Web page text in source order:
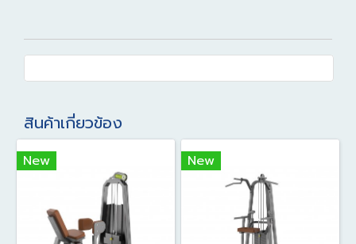
สินค้าเกี่ยวข้อง
New New